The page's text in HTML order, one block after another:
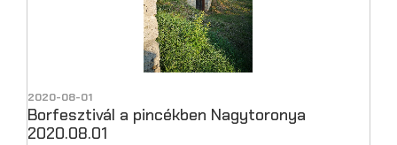
2020-08-01
Borfesztivál a pincékben Nagytoronya
2020.08.01